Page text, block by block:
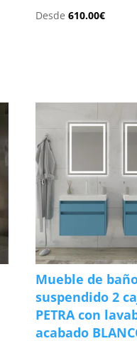
Desde610.00€
Mueble de
suspendido 2
PETRA con
acabado